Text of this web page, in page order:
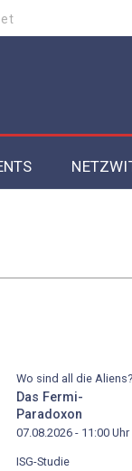
Wo sind all die Aliens?
Das Fermi-
Paradoxon
07.08.2026 - 11:00 Uhr
ISG-Studie